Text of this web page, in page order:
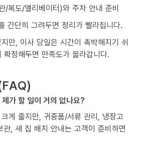
/복도/엘리베이터)와 주차 안내 준비
간단히 그려두면 정리가 빨라집니다.
만, 이사 당일은 시간이 촉박해지기 쉬
정해두면 만족도가 올라갑니다.
가 할 일이 거의 없나요?
게 줄지만, 귀중품/서류 관리, 냉장고
, 새 집 배치 안내는 고객이 준비하면